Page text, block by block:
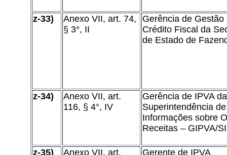
z-33)
Anexo VII, art. 74,
§ 3°, II
Gerência de Gestão
Crédito Fiscal da
de Estado de
z-34)
Anexo VII, art.
116, § 4°, IV
Gerência de IPVA da
Superintendência de
Informações sobre
Receitas – GIPVA/
z-35)
Anexo VII, art.
Gerente de IPVA